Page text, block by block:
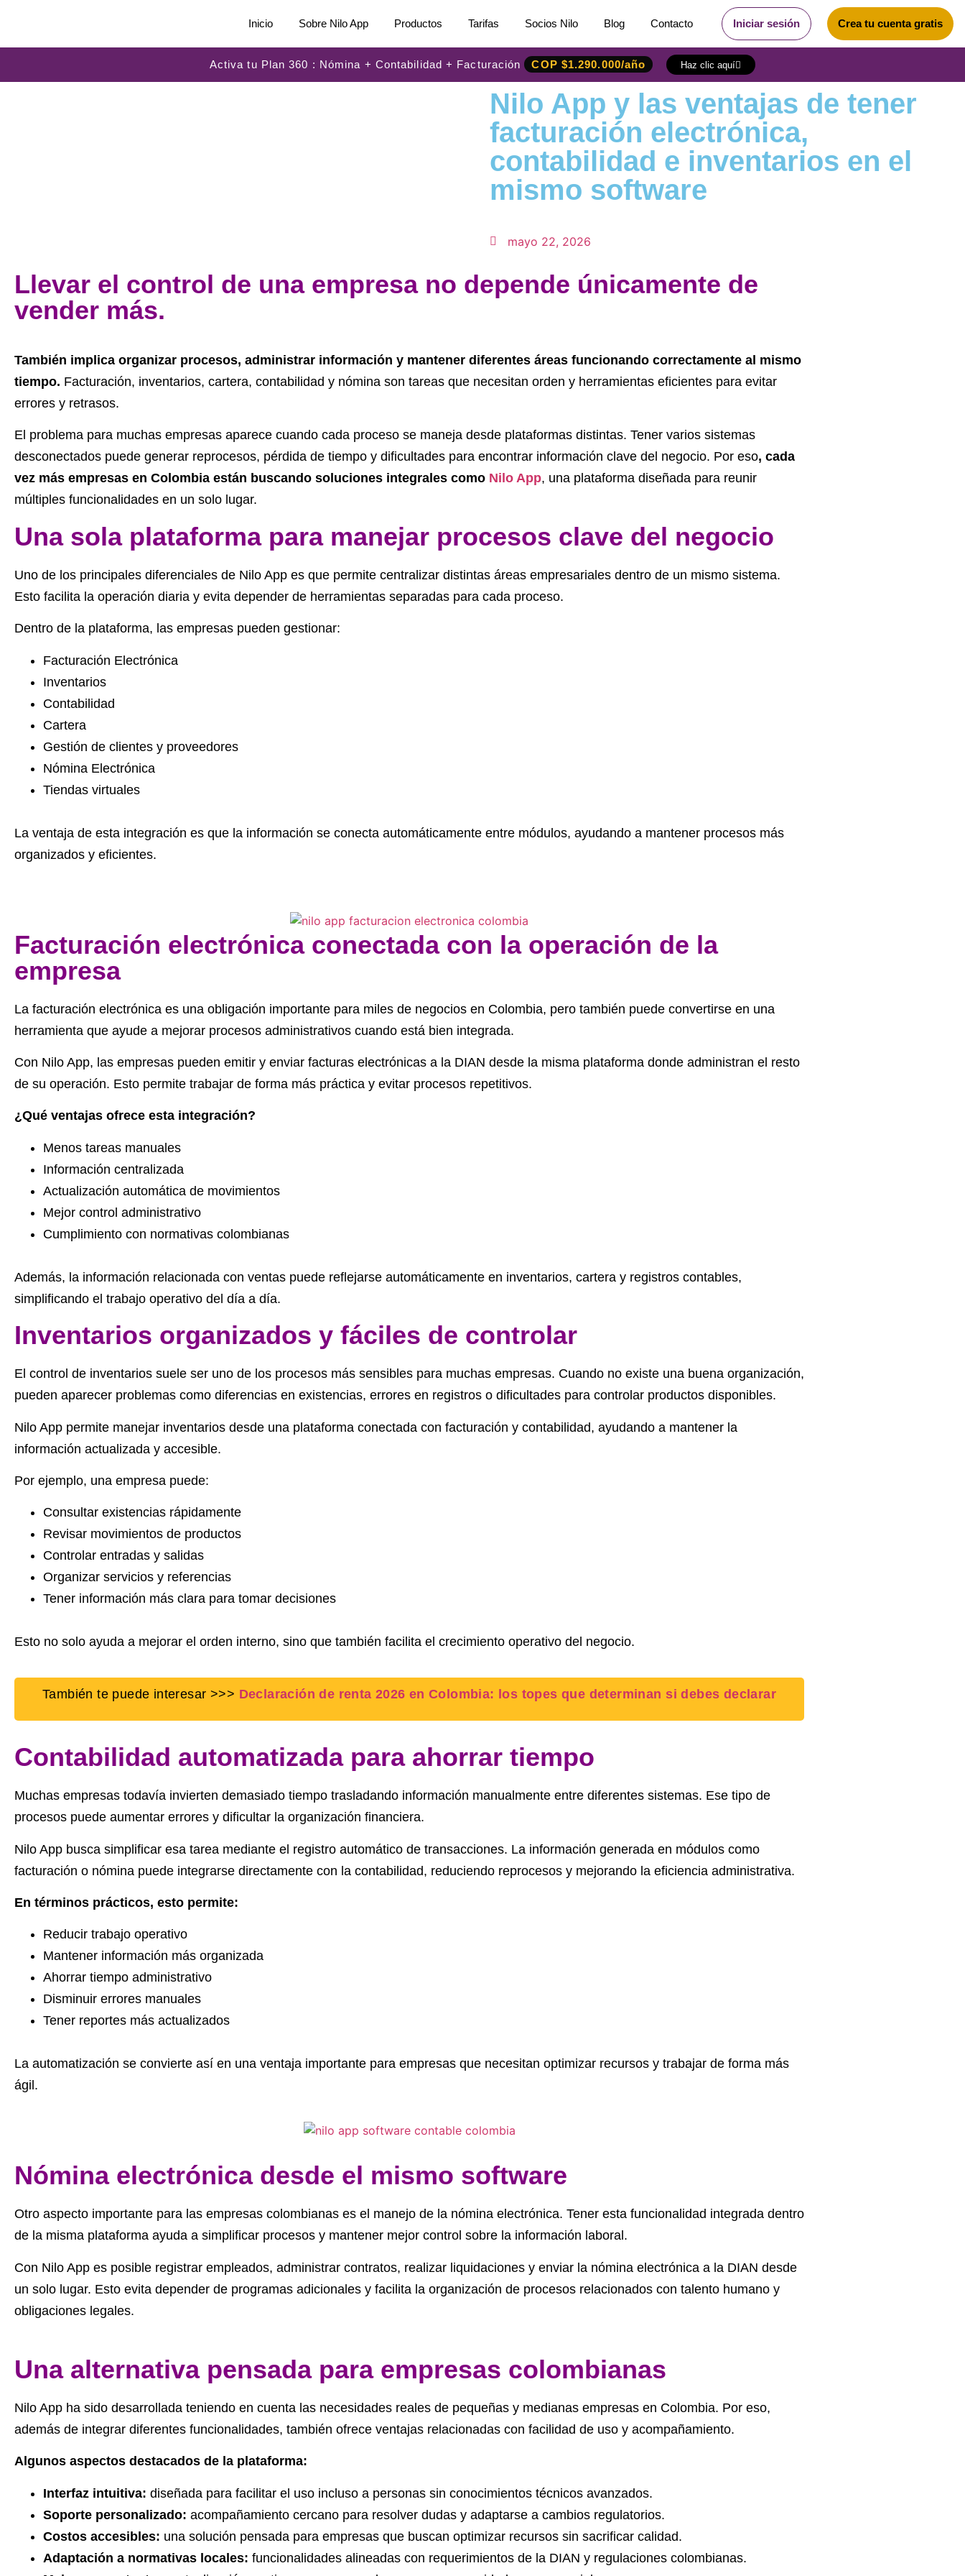
Inicio Sobre Nilo App Productos Tarifas Socios Nilo Blog Contacto Iniciar sesión Crea tu cuenta gratis
Activa tu Plan 360 : Nómina + Contabilidad + Facturación COP $1.290.000/año Haz clic aquí
Nilo App y las ventajas de tener
facturación electrónica,
contabilidad e inventarios en el
mismo software
mayo 22, 2026
Llevar el control de una empresa no depende únicamente de
vender más.
También implica organizar procesos, administrar información y mantener diferentes áreas funcionando correctamente al mismo
tiempo. Facturación, inventarios, cartera, contabilidad y nómina son tareas que necesitan orden y herramientas eficientes para evitar
errores y retrasos.
El problema para muchas empresas aparece cuando cada proceso se maneja desde plataformas distintas. Tener varios sistemas
desconectados puede generar reprocesos, pérdida de tiempo y dificultades para encontrar información clave del negocio. Por eso, cada
vez más empresas en Colombia están buscando soluciones integrales como Nilo App, una plataforma diseñada para reunir
múltiples funcionalidades en un solo lugar.
Una sola plataforma para manejar procesos clave del negocio
Uno de los principales diferenciales de Nilo App es que permite centralizar distintas áreas empresariales dentro de un mismo sistema.
Esto facilita la operación diaria y evita depender de herramientas separadas para cada proceso.
Dentro de la plataforma, las empresas pueden gestionar:
Facturación Electrónica
Inventarios
Contabilidad
Cartera
Gestión de clientes y proveedores
Nómina Electrónica
Tiendas virtuales
La ventaja de esta integración es que la información se conecta automáticamente entre módulos, ayudando a mantener procesos más
organizados y eficientes.
Facturación electrónica conectada con la operación de la
empresa
La facturación electrónica es una obligación importante para miles de negocios en Colombia, pero también puede convertirse en una
herramienta que ayude a mejorar procesos administrativos cuando está bien integrada.
Con Nilo App, las empresas pueden emitir y enviar facturas electrónicas a la DIAN desde la misma plataforma donde administran el resto
de su operación. Esto permite trabajar de forma más práctica y evitar procesos repetitivos.
¿Qué ventajas ofrece esta integración?
Menos tareas manuales
Información centralizada
Actualización automática de movimientos
Mejor control administrativo
Cumplimiento con normativas colombianas
Además, la información relacionada con ventas puede reflejarse automáticamente en inventarios, cartera y registros contables,
simplificando el trabajo operativo del día a día.
Inventarios organizados y fáciles de controlar
El control de inventarios suele ser uno de los procesos más sensibles para muchas empresas. Cuando no existe una buena organización,
pueden aparecer problemas como diferencias en existencias, errores en registros o dificultades para controlar productos disponibles.
Nilo App permite manejar inventarios desde una plataforma conectada con facturación y contabilidad, ayudando a mantener la
información actualizada y accesible.
Por ejemplo, una empresa puede:
Consultar existencias rápidamente
Revisar movimientos de productos
Controlar entradas y salidas
Organizar servicios y referencias
Tener información más clara para tomar decisiones
Esto no solo ayuda a mejorar el orden interno, sino que también facilita el crecimiento operativo del negocio.
También te puede interesar >>> Declaración de renta 2026 en Colombia: los topes que determinan si debes declarar
Contabilidad automatizada para ahorrar tiempo
Muchas empresas todavía invierten demasiado tiempo trasladando información manualmente entre diferentes sistemas. Ese tipo de
procesos puede aumentar errores y dificultar la organización financiera.
Nilo App busca simplificar esa tarea mediante el registro automático de transacciones. La información generada en módulos como
facturación o nómina puede integrarse directamente con la contabilidad, reduciendo reprocesos y mejorando la eficiencia administrativa.
En términos prácticos, esto permite:
Reducir trabajo operativo
Mantener información más organizada
Ahorrar tiempo administrativo
Disminuir errores manuales
Tener reportes más actualizados
La automatización se convierte así en una ventaja importante para empresas que necesitan optimizar recursos y trabajar de forma más
ágil.
Nómina electrónica desde el mismo software
Otro aspecto importante para las empresas colombianas es el manejo de la nómina electrónica. Tener esta funcionalidad integrada dentro
de la misma plataforma ayuda a simplificar procesos y mantener mejor control sobre la información laboral.
Con Nilo App es posible registrar empleados, administrar contratos, realizar liquidaciones y enviar la nómina electrónica a la DIAN desde
un solo lugar. Esto evita depender de programas adicionales y facilita la organización de procesos relacionados con talento humano y
obligaciones legales.
Una alternativa pensada para empresas colombianas
Nilo App ha sido desarrollada teniendo en cuenta las necesidades reales de pequeñas y medianas empresas en Colombia. Por eso,
además de integrar diferentes funcionalidades, también ofrece ventajas relacionadas con facilidad de uso y acompañamiento.
Algunos aspectos destacados de la plataforma:
Interfaz intuitiva: diseñada para facilitar el uso incluso a personas sin conocimientos técnicos avanzados.
Soporte personalizado: acompañamiento cercano para resolver dudas y adaptarse a cambios regulatorios.
Costos accesibles: una solución pensada para empresas que buscan optimizar recursos sin sacrificar calidad.
Adaptación a normativas locales: funcionalidades alineadas con requerimientos de la DIAN y regulaciones colombianas.